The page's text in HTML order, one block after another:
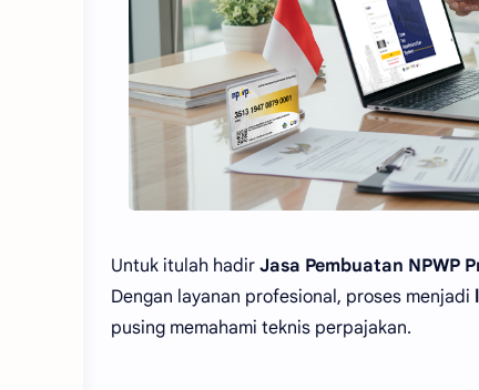
Untuk itulah hadir Jasa Pembuatan NPWP
Dengan layanan profesional, proses menjadi
pusing memahami teknis perpajakan.